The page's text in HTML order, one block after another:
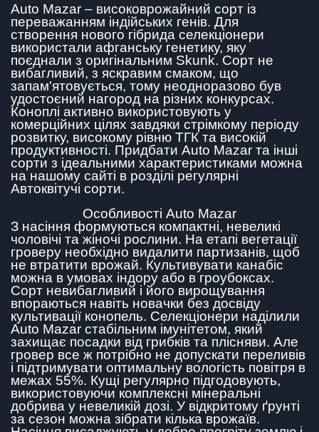
Auto Mazar – високоврожайний сорт із
переважанням індійських генів. Для
створення нового гібрида селекціонери
використали афганську генетику, яку
поєднали з оригінальним Skunk. Сорт не
вибагливий, з яскравим смаком, що
запам'ятовується, тому неодноразово був
удостоєний нагород на різних конкурсах.
Коноплі активно використовують у
комерційних цілях завдяки стрімкому періоду
розвитку, високому рівню ТГК та високій
продуктивності. Придбати Auto Mazar та інші
сорти з ідеальними характеристиками можна
на нашому сайті в розділі регулярні
Автоквітучі сорти.
Особливості Auto Mazar
З насіння формуються компактні, невеликі
чоловічі та жіночі рослини. На етапі вегетації
гроверу необхідно видалити партизанів, щоб
не втратити врожай. Культивувати канабіс
можна в умовах індору або в гроубоксах.
Сорт невибагливий і його вирощування
впораються навіть новачки без досвіду
культивації конопель. Селекціонери наділили
Auto Mazar стабільним імунітетом, який
захищає посадки від грибків та плісняви. Але
гровер все ж потрібно не допускати переливів
і підтримувати оптимальну вологість повітря в
межах 55%. Кущі регулярно підгодовують,
використовуючи комплексні мінеральні
добрива у невеликій дозі. У відкритому ґрунті
за сезон можна зібрати кілька врожаїв.